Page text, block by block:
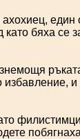
един
бяха се